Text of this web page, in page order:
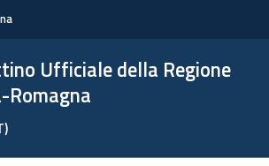
Ufficiale della Regione
Romagna